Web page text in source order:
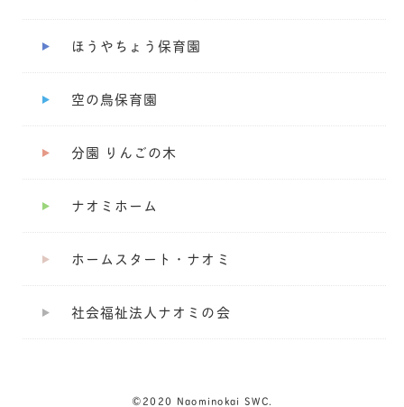
ほうやちょう保育園
空の鳥保育園
分園 りんごの木
ナオミホーム
ホームスタート・ナオミ
社会福祉法人ナオミの会
©︎2020 Naominokai SWC.